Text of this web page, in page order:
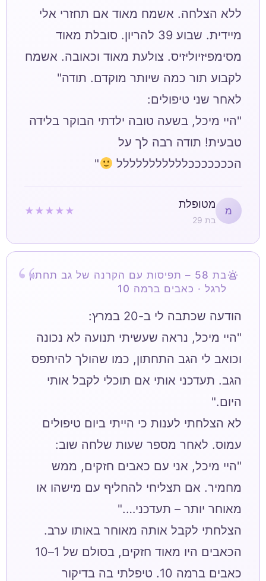
ללא הצלחה. אשמח מאוד אם תחזרי אלי
מיידית. שבוע 39 להריון. סובלת מאוד
מסימפיזיוליזיס. צולעת מאוד וכאובה. אשמח
"היי מיכל, בשעה טובה ילדתי הבוקר בלידה
טבעית! תודה רבה לך על
הכככככככללללללללללל
"
מ
מטופלת
בת 29
★★★★★
בת 58 – תפיסות עם הקרנה של גב תחתון
לרגל · כאבים ברמה 10
"היי מיכל, נראה שעשיתי תנועה לא נכונה
וכואב לי הגב התחתון, כמו שהולך להיתפס
הגב. תעדכני אותי אם תוכלי לקבל אותי
לא הצלחתי לענות כי הייתי ביום טיפולים
"היי מיכל, אני עם כאבים חזקים, ממש
מחמיר. אם תצליחי להחליף עם מישהו או
הצלחתי לקבל אותה מאוחר באותו ערב.
הכאבים היו מאוד חזקים, בסולם של 1–10
כאבים ברמה 10. טיפלתי בה בדיקור